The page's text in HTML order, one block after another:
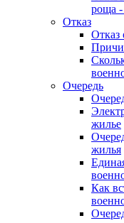
роща
Отказ
Отказ
Очередь
жилье
жилья
Как